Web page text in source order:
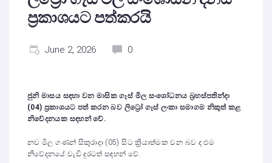
ප්‍රකාශයට පත්කරයි
June 2, 2026 0
ජුනි මාසය සඳහා වන මාසික ගෑස් මිල සංශෝධනය බ්‍රහස්පතින්දා
(04) ප්‍රකාශයට පත් කරන බව ලිට්‍රෝ ගෑස් ලංකා සමාගම නිකුත් කළ
නිවේදනයක සඳහන් වේ.
නව මිල ගණන් සිකුරාදා (05) සිට ක්‍රියාත්මක වන බව ද එම
නිවේදනයේ වැඩි දුරටත් සඳහන් වේ.